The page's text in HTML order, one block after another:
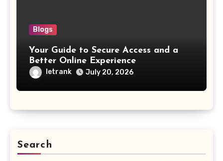
Blogs
Your Guide to Secure Access and a
Better Online Experience
letrank July 20, 2026
Search